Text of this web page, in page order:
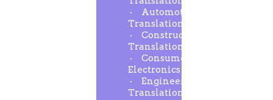
Automotive
Translation
Construction
Translation
Consumer
Electronics
Engineering
Translation